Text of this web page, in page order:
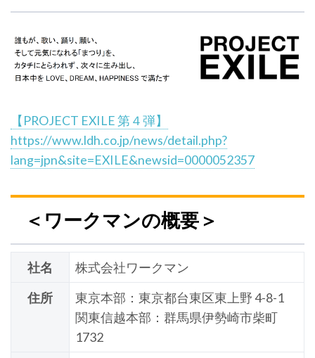
【PROJECT EXILE 第４弾】
https://www.ldh.co.jp/news/detail.php?
lang=jpn&site=EXILE&newsid=0000052357
＜ワークマンの概要＞
社名
株式会社ワークマン
住所
東京本部：東京都台東区東上野 4-8-1
関東信越本部：群馬県伊勢崎市柴町
1732